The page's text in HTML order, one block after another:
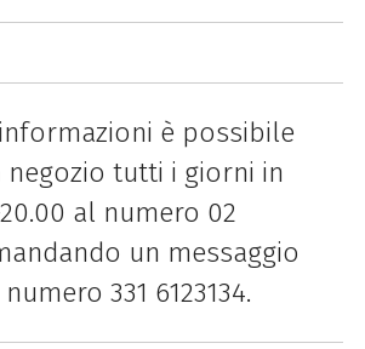
è possibile
tutti i giorni in
al numero 02
un messaggio
331 6123134.